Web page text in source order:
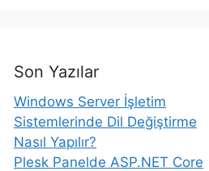
Son Yazılar
Windows Server İşletim
Sistemlerinde Dil Değiştirme
Nasıl Yapılır?
Plesk Panelde ASP.NET Core